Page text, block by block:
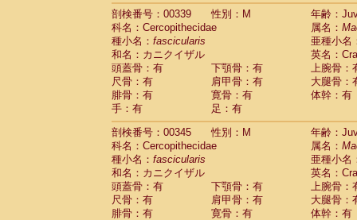
剖検番号：00339
性別：M
年齢：
科名：Cercopithecidae
属名：
種小名： fascicularis
亜種小名
和名：カニクイザル
英名：
頭蓋骨：有
下顎骨：有
上腕骨：
尺骨：有
肩甲骨：有
大腿骨：
腓骨：有
寛骨：有
体幹：有
手：有
足：有
剖検番号：00345
性別：M
年齢：
科名：Cercopithecidae
属名：
種小名： fascicularis
亜種小名
和名：カニクイザル
英名：
頭蓋骨：有
下顎骨：有
上腕骨：
尺骨：有
肩甲骨：有
大腿骨：
腓骨：有
寛骨：有
体幹：有